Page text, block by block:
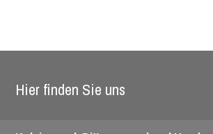
Hier finden Sie uns